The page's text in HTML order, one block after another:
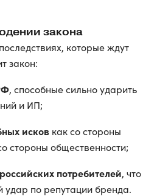
закона
которые ждут
закон:
, способные сильно ударить
и ИП;
исков как со стороны
стороны общественности;
потребителей, что
удар по репутации бренда.